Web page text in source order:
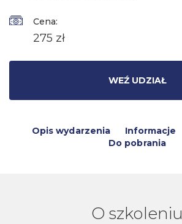
Cena:
275 zł
WEŹ UDZIAŁ
Opis wydarzenia Informacje
Do pobrania
O szkoleniu